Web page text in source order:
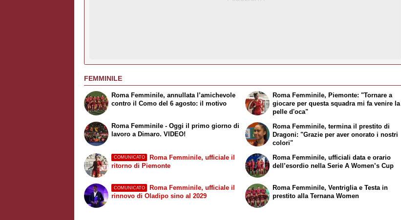
FEMMINILE
Roma Femminile, annullata l’amichevole
contro il Como del 6 agosto: il motivo
Roma Femminile - Oggi il primo giorno di
lavoro a Dimaro. VIDEO!
Roma Femminile, Piemonte: "Tornare a
giocare per questa squadra mi fa venire la
pelle d'oca"
Roma Femminile, termina il prestito di
Dragoni: "Grazie per aver onorato i nostri
colori"
COMUNICATO
Roma Femminile, ufficiale il
ritorno di Piemonte
COMUNICATO
Roma Femminile, ufficiale il
rinnovo di Oladipo sino al 2029
Roma Femminile, ufficiali data e orario
dell’esordio nella Serie A Women’s Cup
Roma Femminile, Ventriglia e Testa in
prestito alla Ternana Women